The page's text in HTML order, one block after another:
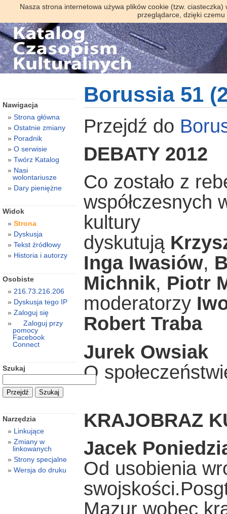
Nasza strona internetowa używa plików cookie (tzw.
przeglądarce, dzięki
Borussia 51
Przejdź do
DEBATY 2012
Co zostało z
współczesnych
kultury
dyskutują
Inga Iwasiów,
Michnik, Piotr
moderatorzy
Robert Traba
Jurek Owsiak
O
KRAJOBRAZ
Jacek
Od usobienia
Mazur wobec
Nawigacja
Strona główna
Ostatnie zmiany
Poradnik
O serwisie
Twórz Katalog
Nasi
wolontariusze
Dary pieniężne
Widok
Strona
Dyskusja
Tekst źródłowy
Historia i autorzy
Osobiste
216.73.216.206
Dyskusja tego IP
Zaloguj się
Zaloguj przy
pomocy
Facebook
Connect
Szukaj
Narzędzia
Linkujące
Zmiany w
linkowanych
Strony specjalne
Wersja do druku